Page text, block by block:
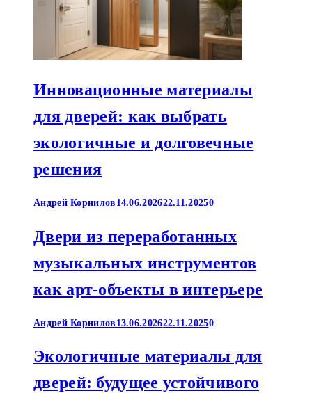
Инновационные материалы
для дверей: как выбрать
экологичные и долговечные
решения
Андрей Корнилов 14.06.202622.11.20250
Двери из переработанных
музыкальных инструментов
как арт-объекты в интерьере
Андрей Корнилов 13.06.202622.11.20250
Экологичные материалы для
дверей: будущее устойчивого